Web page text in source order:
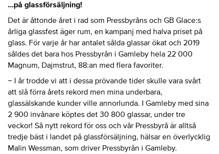
…på glassförsäljning!
Det är åttonde året i rad som Pressbyråns och GB Glace:s
årliga glassfest äger rum, en kampanj med halva priset på
glass. För varje år har antalet sålda glassar ökat och 2019
såldes det bara hos Pressbyrån i Gamleby hela 22 000
Magnum, Dajmstrut, 88:an med flera favoriter.
− I år trodde vi att i dessa prövande tider skulle vara svårt
att slå förra årets rekord men mina underbara,
glassälskande kunder ville annorlunda. I Gamleby med sina
2 900 invånare köptes det 30 800 glassar, under tre
veckor! Så nytt rekord för oss och vår Pressbyrå är alltså
tredje bäst i landet på glassförsäljning, hälsar en överlycklig
Malin Wessman, som driver Pressbyrån i Gamleby.